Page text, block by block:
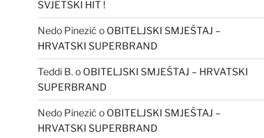
SVJETSKI HIT !
Nedo Pinezić o OBITELJSKI SMJEŠTAJ –
HRVATSKI SUPERBRAND
Teddi B. o OBITELJSKI SMJEŠTAJ – HRVATSKI
SUPERBRAND
Nedo Pinezić o OBITELJSKI SMJEŠTAJ –
HRVATSKI SUPERBRAND